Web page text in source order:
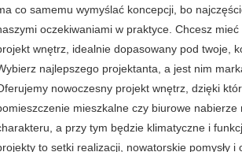
co samemu wymyślać koncepcji, bo
oczekiwaniami w praktyce. Chcesz
wnętrz, idealnie dopasowany pod twoje,
najlepszego projektanta, a jest nim
nowoczesny projekt wnętrz, dzięki
mieszkalne czy biurowe nabierze
a przy tym będzie klimatyczne i
to setki realizacji, nowatorskie pomysły i